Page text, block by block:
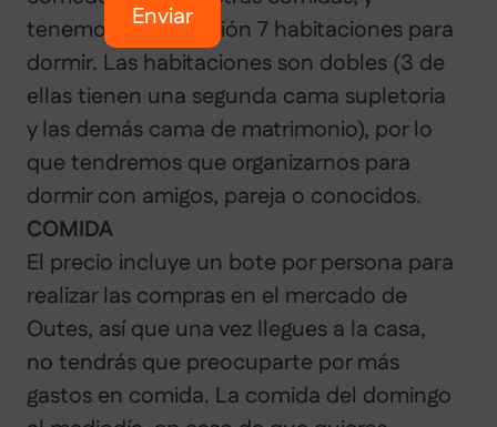
tenemos a disposición 7 habitaciones para
dormir. Las habitaciones son dobles (3 de
ellas tienen una segunda cama supletoria
y las demás cama de matrimonio), por lo
que tendremos que organizarnos para
dormir con amigos, pareja o conocidos.
COMIDA
El precio incluye un bote por persona para
realizar las compras en el mercado de
Outes, así que una vez llegues a la casa,
no tendrás que preocuparte por más
gastos en comida. La comida del domingo
Enviar